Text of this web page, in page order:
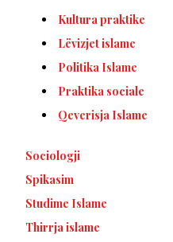
Kultura praktike
Lëvizjet islame
Politika Islame
Praktika sociale
Qeverisja Islame
Sociologji
Spikasim
Studime Islame
Thirrja islame